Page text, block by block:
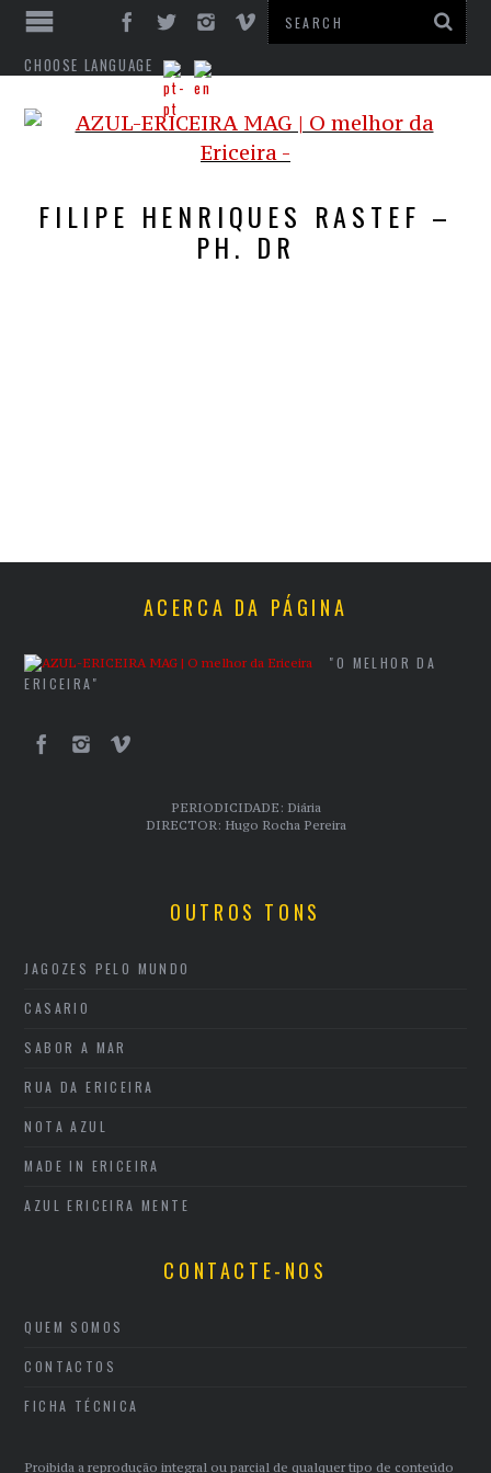
CHOOSE LANGUAGE
FILIPE HENRIQUES RASTEF –
PH. DR
ACERCA DA PÁGINA
"O MELHOR DA
ERICEIRA"
PERIODICIDADE: Diária
DIRECTOR: Hugo Rocha Pereira
OUTROS TONS
JAGOZES PELO MUNDO
CASARIO
SABOR A MAR
RUA DA ERICEIRA
NOTA AZUL
MADE IN ERICEIRA
AZUL ERICEIRA MENTE
CONTACTE-NOS
QUEM SOMOS
CONTACTOS
FICHA TÉCNICA
Proibida a reprodução integral ou parcial de qualquer tipo de conteúdo